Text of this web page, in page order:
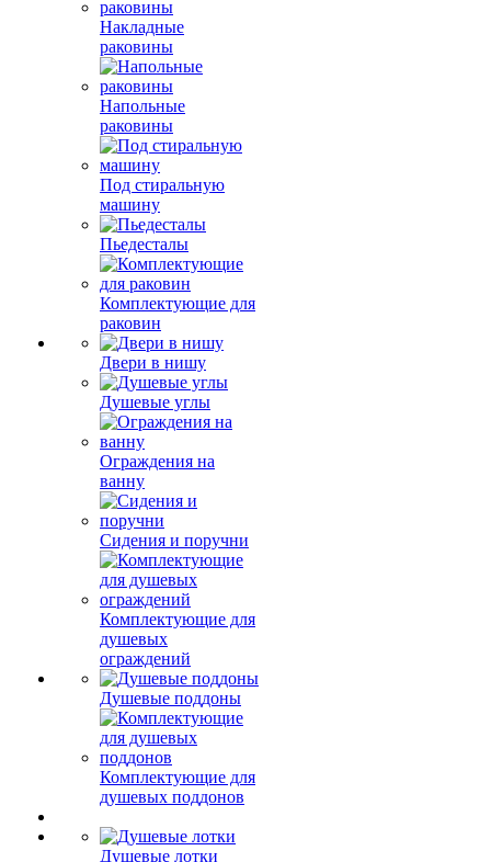
Накладные
раковины
Напольные
раковины
Под стиральную
машину
Пьедесталы
Комплектующие для
раковин
Двери в нишу
Душевые углы
Ограждения на
ванну
Сидения и поручни
Комплектующие для
душевых
ограждений
Душевые поддоны
Комплектующие для
душевых поддонов
Душевые лотки